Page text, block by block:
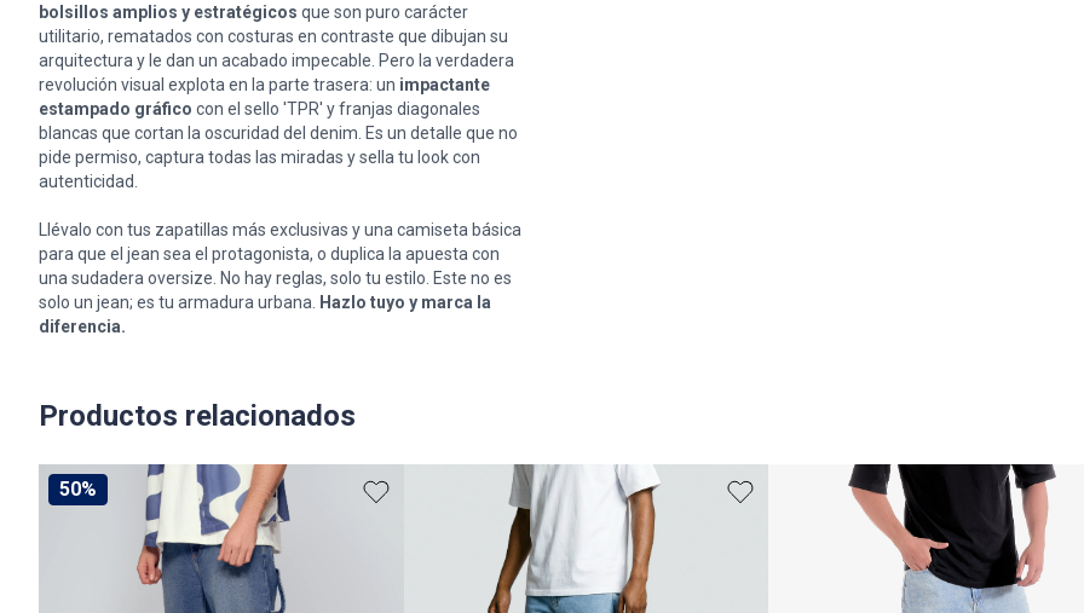
bolsillos amplios y estratégicos que son puro carácter
utilitario, rematados con costuras en contraste que dibujan su
arquitectura y le dan un acabado impecable. Pero la verdadera
revolución visual explota en la parte trasera: un impactante
estampado gráfico con el sello 'TPR' y franjas diagonales
blancas que cortan la oscuridad del denim. Es un detalle que no
pide permiso, captura todas las miradas y sella tu look con
autenticidad.
Llévalo con tus zapatillas más exclusivas y una camiseta básica
para que el jean sea el protagonista, o duplica la apuesta con
una sudadera oversize. No hay reglas, solo tu estilo. Este no es
solo un jean; es tu armadura urbana.
Hazlo tuyo y marca la
diferencia.
Productos relacionados
50%